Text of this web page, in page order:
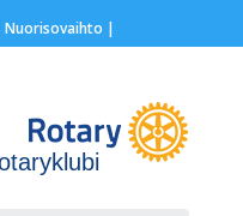
Nuorisovaihto |